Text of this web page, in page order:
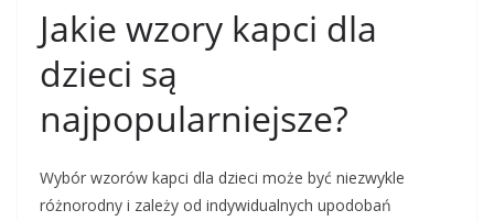
Jakie wzory kapci dla
dzieci są
najpopularniejsze?
Wybór wzorów kapci dla dzieci może być niezwykle
różnorodny i zależy od indywidualnych upodobań